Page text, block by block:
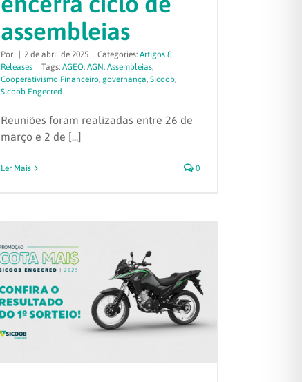
assembleias
Por | 2 de abril de 2025 | Categories: Artigos &
Releases | Tags: AGEO, AGN, Assembleias,
Cooperativismo Financeiro, governança, Sicoob,
Sicoob Engecred
Reuniões foram realizadas entre 26 de
março e 2 de [...]
Ler Mais 0